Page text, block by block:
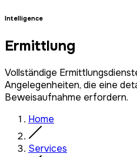
Intelligence
Ermittlung
Vollständige
Angelegenheiten, die eine
Beweisaufnahme erfordern.
Home
Services